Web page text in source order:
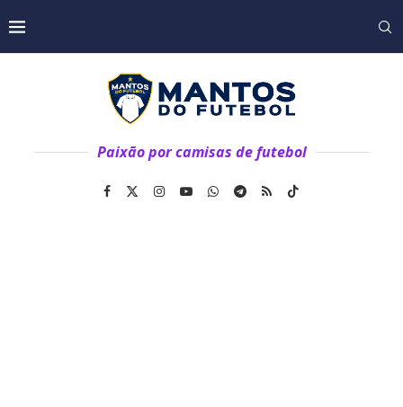
Paixão por camisas de futebol